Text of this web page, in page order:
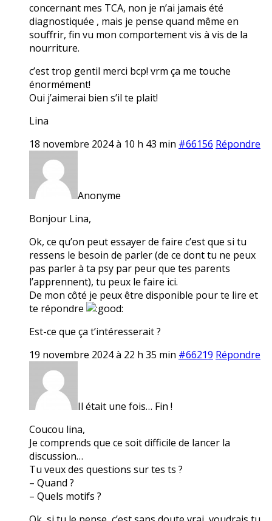
concernant mes TCA, non je n’ai jamais été
diagnostiquée , mais je pense quand même en
souffrir, fin vu mon comportement vis à vis de la
nourriture.
c’est trop gentil merci bcp! vrm ça me touche
énormément!
Oui j’aimerai bien s’il te plait!
Lina
18 novembre 2024 à 10 h 43 min #66156 Répondre
Anonyme
Bonjour Lina,
Ok, ce qu’on peut essayer de faire c’est que si tu
ressens le besoin de parler (de ce dont tu ne peux
pas parler à ta psy par peur que tes parents
l’apprennent), tu peux le faire ici.
De mon côté je peux être disponible pour te lire et
te répondre
Est-ce que ça t’intéresserait ?
19 novembre 2024 à 22 h 35 min #66219 Répondre
Il était une fois… Fin !
Coucou lina,
Je comprends que ce soit difficile de lancer la
discussion…
Tu veux des questions sur tes ts ?
– Quand ?
– Quels motifs ?